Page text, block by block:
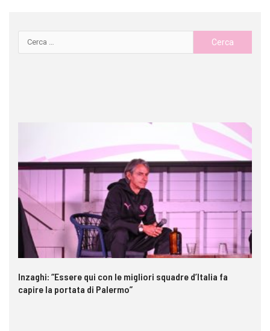
Inzaghi: “Essere qui con le migliori squadre d’Italia fa
capire la portata di Palermo”